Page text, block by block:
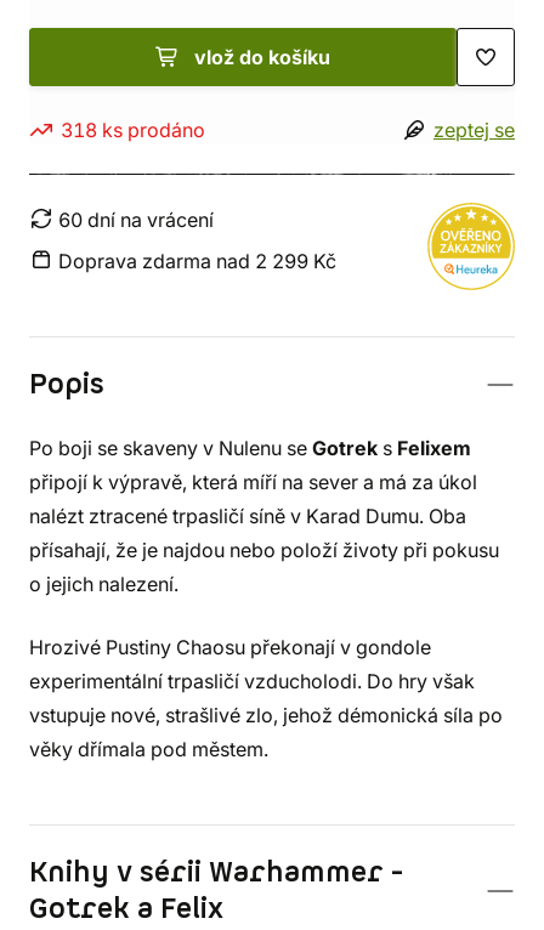
vlož do košíku
318 ks prodáno zeptej se
60 dní na vrácení
Doprava zdarma nad 2 299 Kč
Popis
Po boji se skaveny v Nulenu se Gotrek s Felixem
připojí k výpravě, která míří na sever a má za úkol
nalézt ztracené trpasličí síně v Karad Dumu. Oba
přísahají, že je najdou nebo položí životy při pokusu
o jejich nalezení.
Hrozivé Pustiny Chaosu překonají v gondole
experimentální trpasličí vzducholodi. Do hry však
vstupuje nové, strašlivé zlo, jehož démonická síla po
věky dřímala pod městem.
Knihy v sérii Warhammer -
Gotrek a Felix